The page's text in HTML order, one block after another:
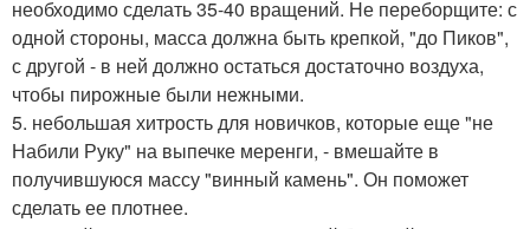
необходимо сделать 35-40 вращений. Не переборщите: с
одной стороны, масса должна быть крепкой, "до Пиков",
с другой - в ней должно остаться достаточно воздуха,
чтобы пирожные были нежными.
5. небольшая хитрость для новичков, которые еще "не
Набили Руку" на выпечке меренги, - вмешайте в
получившуюся массу "винный камень". Он поможет
сделать ее плотнее.